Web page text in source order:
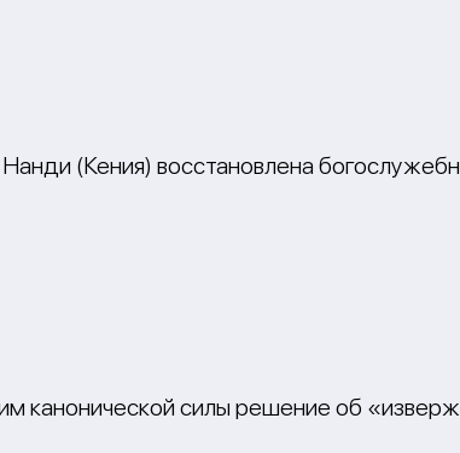
(Кения) восстановлена
канонической силы решение об